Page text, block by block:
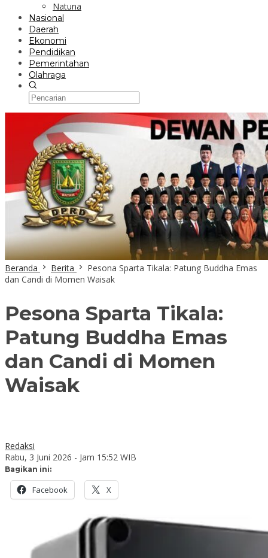
Natuna
Nasional
Daerah
Ekonomi
Pendidikan
Pemerintahan
Olahraga
Beranda Berita
Pesona Sparta Tikala: Patung Buddha Emas
dan Candi di Momen Waisak
Pesona Sparta Tikala:
Patung Buddha Emas
dan Candi di Momen
Waisak
Redaksi
Rabu, 3 Juni 2026 - Jam 15:52 WIB
Bagikan ini:
Facebook X